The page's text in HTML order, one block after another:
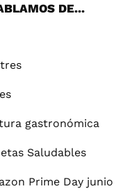
DE...
gastronómica
Saludables
Prime Day junio